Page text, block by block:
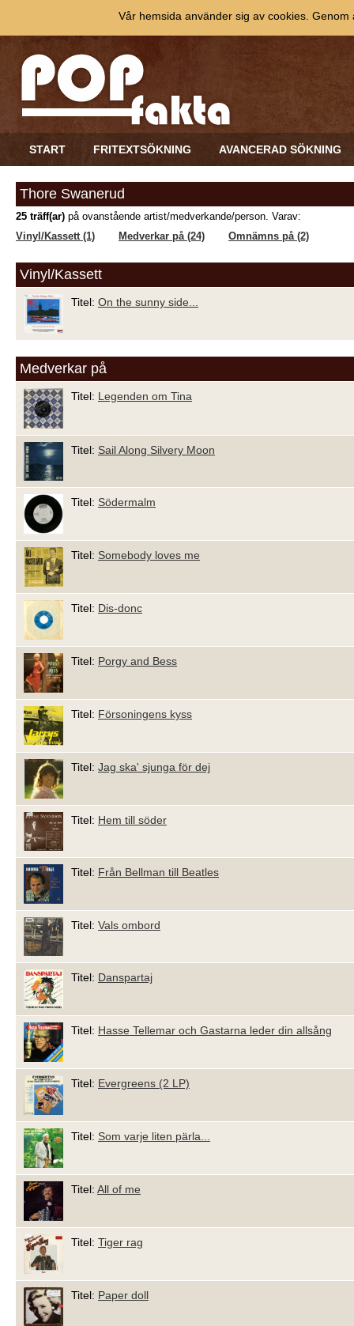
START FRITEXTSÖKNING AVANCERAD SÖKNING
Thore Swanerud
25 träff(ar) på ovanstående artist/medverkande/person. Varav:
Vinyl/Kassett (1)
Medverkar på (24) Omnämns på (2)
Vinyl/Kassett
Titel: On the sunny side...
Medverkar på
Titel: Legenden om Tina
Titel: Sail Along Silvery Moon
Titel: Södermalm
Titel: Somebody loves me
Titel: Dis-donc
Titel: Porgy and Bess
Titel: Försoningens kyss
Titel: Jag ska' sjunga för dej
Titel: Hem till söder
Titel: Från Bellman till Beatles
Titel: Vals ombord
Titel: Danspartaj
Titel: Hasse Tellemar och Gastarna leder din allsång
Titel: Evergreens (2 LP)
Titel: Som varje liten pärla...
Titel: All of me
Titel: Tiger rag
Titel: Paper doll
Vår hemsida använder sig av cookies.